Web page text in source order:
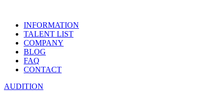
INFORMATION
TALENT LIST
COMPANY
BLOG
FAQ
CONTACT
AUDITION